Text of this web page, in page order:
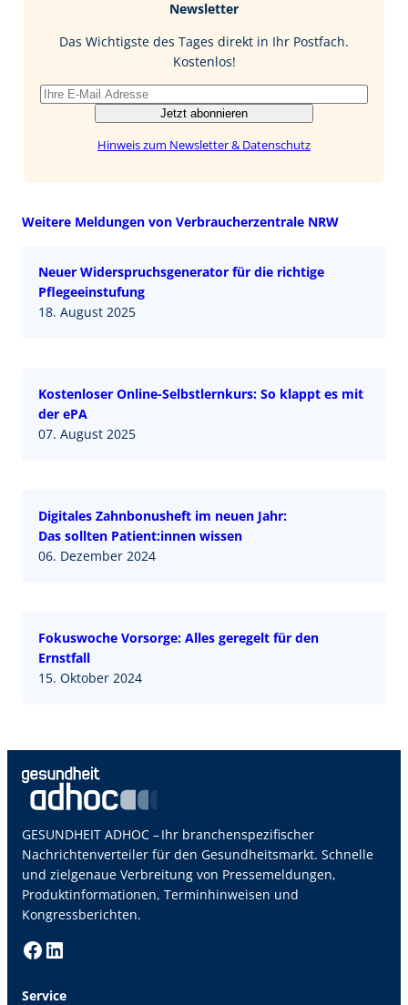
I
Newsletter
Das Wichtigste des Tages direkt in Ihr Postfach.
Kostenlos!
Jetzt abonnieren
Hinweis zum Newsletter & Datenschutz
Weitere Meldungen von Verbraucherzentrale NRW
Neuer Widerspruchsgenerator für die richtige
Pflegeeinstufung
18. August 2025
Kostenloser Online-Selbstlernkurs: So klappt es mit
der ePA
07. August 2025
Digitales Zahnbonusheft im neuen Jahr:
Das sollten Patient:innen wissen
06. Dezember 2024
Fokuswoche Vorsorge: Alles geregelt für den
Ernstfall
15. Oktober 2024
GESUNDHEIT ADHOC – Ihr branchenspezifischer
Nachrichtenverteiler für den Gesundheitsmarkt. Schnelle
und zielgenaue Verbreitung von Pressemeldungen,
Produktinformationen, Terminhinweisen und
Kongressberichten.
Facebook LinkedIn
Service